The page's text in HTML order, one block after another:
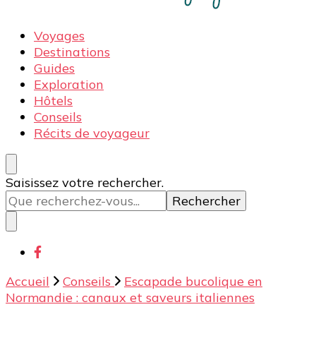
Carnets de voyages
Blog voyage à la découverte du monde, des idées
voyages, des conseils et avis sur les hôtelss
Voyages
Destinations
Guides
Exploration
Hôtels
Conseils
Récits de voyageur
Vous
recherchiez
quelque
chose ?
Saisissez votre rechercher.
Accueil Conseils
Escapade bucolique en
Normandie : canaux et saveurs italiennes